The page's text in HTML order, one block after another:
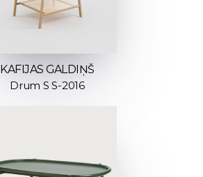
KAFIJAS GALDIŅŠ
Drum S S-2016